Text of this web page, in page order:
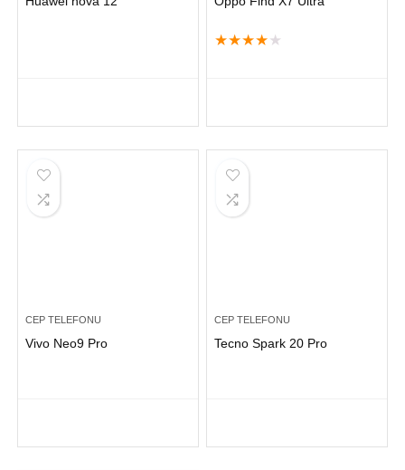
★★★★ ★
CEP TELEFONU
Vivo Neo9 Pro
CEP TELEFONU
Tecno Spark 20 Pro